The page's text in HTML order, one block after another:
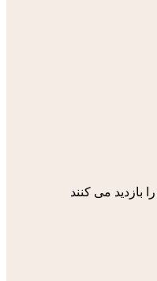
بازدید می کنند